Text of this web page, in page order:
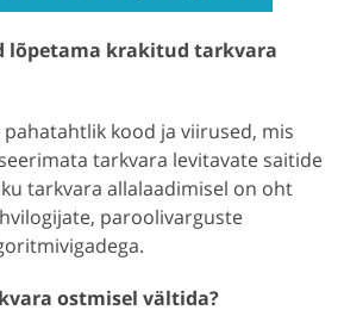
lõpetama krakitud tarkvara
kood ja viirused, mis
tarkvara levitavate saitide
tarkvara allalaadimisel on oht
paroolivarguste
ostmisel vältida?